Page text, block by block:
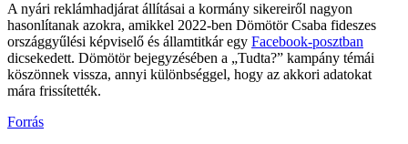
A nyári reklámhadjárat állításai a kormány sikereiről nagyon
hasonlítanak azokra, amikkel 2022-ben Dömötör Csaba fideszes
országgyűlési képviselő és államtitkár egy Facebook-posztban
dicsekedett. Dömötör bejegyzésében a „Tudta?” kampány témái
köszönnek vissza, annyi különbséggel, hogy az akkori adatokat
mára frissítették.
Forrás